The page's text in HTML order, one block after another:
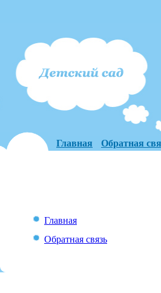
Главная Обратная
Главная
Обратная связь